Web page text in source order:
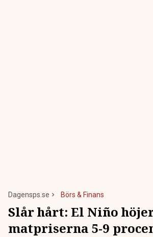
Dagensps.se Börs & Finans
Slår hårt: El Niño
matpriserna 5-9